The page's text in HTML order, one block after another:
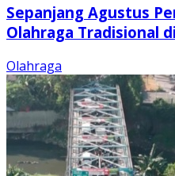
Sepanjang Agustus
Olahraga Tradisional
Olahraga